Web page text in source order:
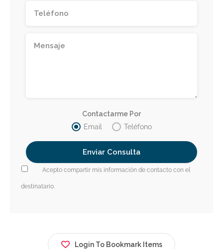
Contactarme Por
Email
Teléfono
Acepto compartir mis información de contacto con el
destinatario.
Login To Bookmark Items